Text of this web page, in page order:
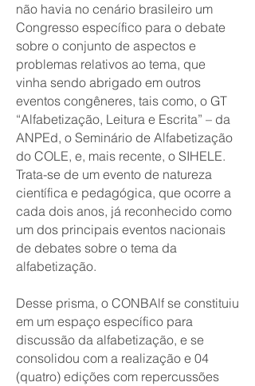
não havia no cenário brasileiro um
Congresso específico para o debate
sobre o conjunto de aspectos e
problemas relativos ao tema, que
vinha sendo abrigado em outros
eventos congêneres, tais como, o GT
“Alfabetização, Leitura e Escrita” – da
ANPEd, o Seminário de Alfabetização
do COLE, e, mais recente, o SIHELE.
Trata-se de um evento de natureza
científica e pedagógica, que ocorre a
cada dois anos, já reconhecido como
um dos principais eventos nacionais
de debates sobre o tema da
alfabetização.
Desse prisma, o CONBAlf se constituiu
em um espaço específico para
discussão da alfabetização, e se
consolidou com a realização e 04
(quatro) edições com repercussões